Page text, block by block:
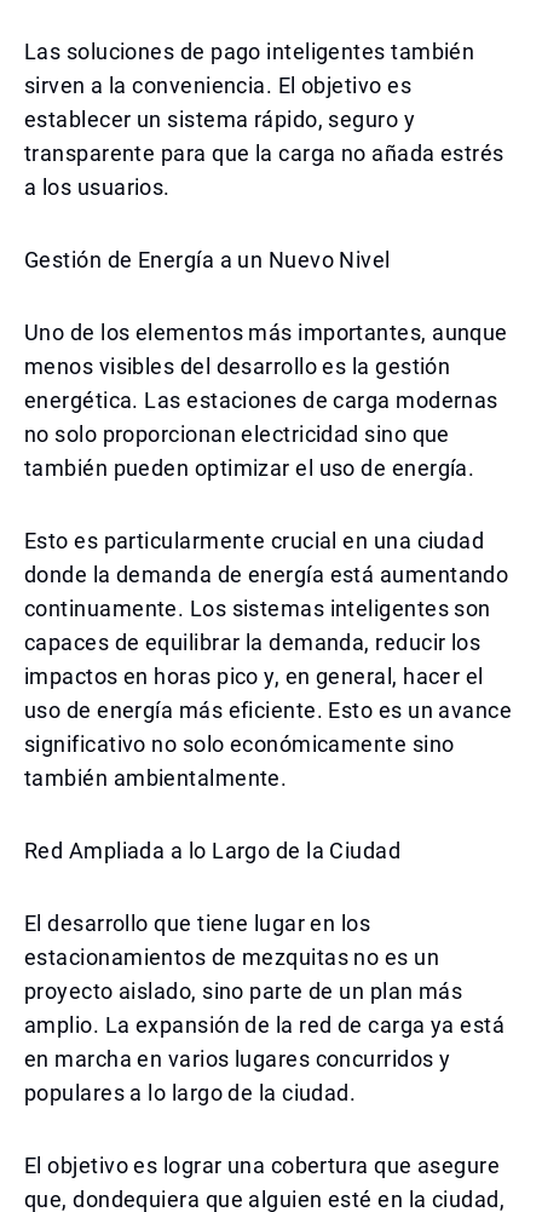
Las soluciones de pago inteligentes también
sirven a la conveniencia. El objetivo es
establecer un sistema rápido, seguro y
transparente para que la carga no añada estrés
a los usuarios.
Gestión de Energía a un Nuevo Nivel
Uno de los elementos más importantes, aunque
menos visibles del desarrollo es la gestión
energética. Las estaciones de carga modernas
no solo proporcionan electricidad sino que
también pueden optimizar el uso de energía.
Esto es particularmente crucial en una ciudad
donde la demanda de energía está aumentando
continuamente. Los sistemas inteligentes son
capaces de equilibrar la demanda, reducir los
impactos en horas pico y, en general, hacer el
uso de energía más eficiente. Esto es un avance
significativo no solo económicamente sino
también ambientalmente.
Red Ampliada a lo Largo de la Ciudad
El desarrollo que tiene lugar en los
estacionamientos de mezquitas no es un
proyecto aislado, sino parte de un plan más
amplio. La expansión de la red de carga ya está
en marcha en varios lugares concurridos y
populares a lo largo de la ciudad.
El objetivo es lograr una cobertura que asegure
que, dondequiera que alguien esté en la ciudad,